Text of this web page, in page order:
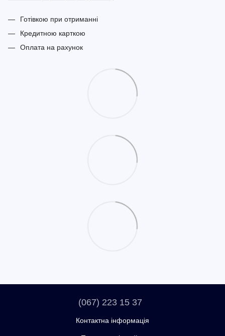
Готівкою при отриманні
Кредитною карткою
Оплата на рахунок
(067) 223 15 37
Контактна інформація